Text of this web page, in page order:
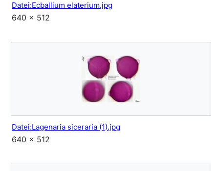
Datei:Ecballium elaterium.jpg
640 × 512
Datei:Lagenaria siceraria (1).jpg
640 × 512